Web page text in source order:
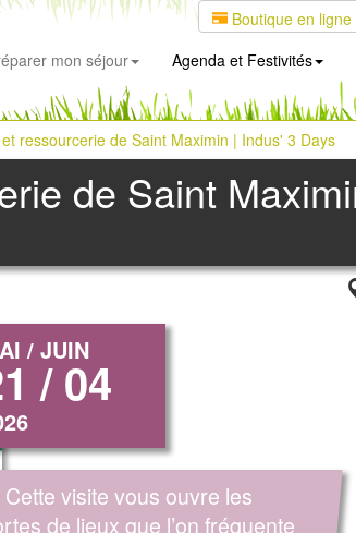
Boutique en ligne
mon séjour Agenda et Festivités
ressourcerie de Saint Maximin | Indus' 3 Days
de Saint
/ JUIN
/ 04
Cette visite vous ouvre les
de lieux que l’on fréquente